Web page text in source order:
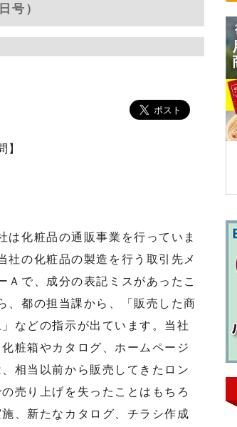
号）
】
は化粧品の通販事業を行っていま
社の化粧品の製造を行う取引先メ
Ａで、成分の表記ミスがあったこ
、都の担当課から、「販売した商
などの指示が出ています。当社
粧箱やカタログ、ホームページ
相当以前から販売してきたロン
売り上げを失ったことはもちろ
、新たなカタログ、チラシ作成